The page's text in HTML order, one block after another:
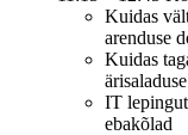
Kuidas
arenduse
Kuidas
IT
ebakõlad